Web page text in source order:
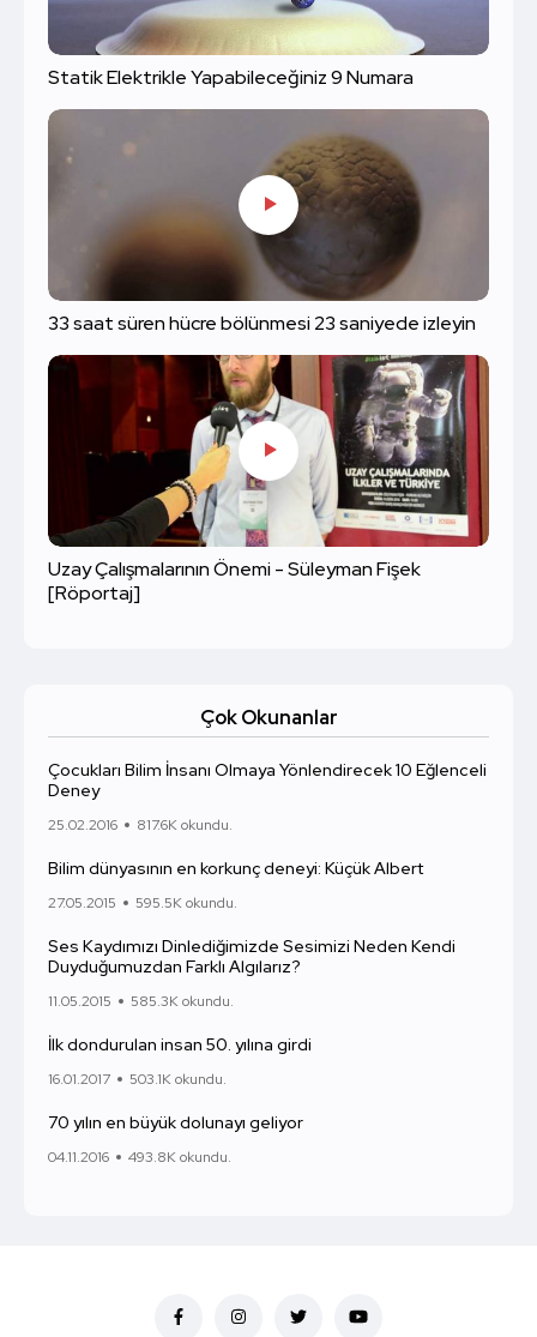
Statik Elektrikle Yapabileceğiniz 9 Numara
33 saat süren hücre bölünmesi 23 saniyede izleyin
Uzay Çalışmalarının Önemi - Süleyman Fişek
[Röportaj]
Çok Okunanlar
Çocukları Bilim İnsanı Olmaya Yönlendirecek 10 Eğlenceli
Deney
25.02.2016 817.6K okundu.
Bilim dünyasının en korkunç deneyi: Küçük Albert
27.05.2015 595.5K okundu.
Ses Kaydımızı Dinlediğimizde Sesimizi Neden Kendi
Duyduğumuzdan Farklı Algılarız?
11.05.2015 585.3K okundu.
İlk dondurulan insan 50. yılına girdi
16.01.2017 503.1K okundu.
70 yılın en büyük dolunayı geliyor
04.11.2016 493.8K okundu.